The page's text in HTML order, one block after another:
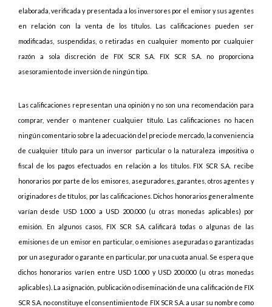
elaborada, verificada y presentada a los inversores por el emisor y sus agentes
en relación con la venta de los títulos. Las calificaciones pueden ser
modificadas, suspendidas, o retiradas en cualquier momento por cualquier
razón a sola discreción de FIX SCR S.A. FIX SCR S.A. no proporciona
asesoramiento de inversión de ningún tipo.
Las calificaciones representan una opinión y no son una recomendación para
comprar, vender o mantener cualquier título. Las calificaciones no hacen
ningún comentario sobre la adecuación del precio de mercado, la conveniencia
de cualquier título para un inversor particular o la naturaleza impositiva o
fiscal de los pagos efectuados en relación a los títulos. FIX SCR S.A. recibe
honorarios por parte de los emisores, aseguradores, garantes, otros agentes y
originadores de títulos, por las calificaciones. Dichos honorarios generalmente
varían desde USD 1.000 a USD 200.000 (u otras monedas aplicables) por
emisión. En algunos casos, FIX SCR S.A. calificará todas o algunas de las
emisiones de un emisor en particular, o emisiones aseguradas o garantizadas
por un asegurador o garante en particular, por una cuota anual. Se espera que
dichos honorarios varíen entre USD 1.000 y USD 200.000 (u otras monedas
aplicables). La asignación, publicación o diseminación de una calificación de FIX
SCR S.A. no constituye el consentimiento de FIX SCR S.A. a usar su nombre como